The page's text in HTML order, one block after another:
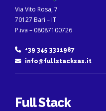
Via Vito Rosa, 7
70127 Bari – IT
P.iva – 08087100726
+39 345 3311987
info@fullstacksas.it
Full Stack